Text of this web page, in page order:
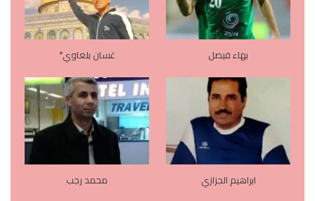
بهاء فيصل غسان بلعاوي*
ابراهيم الجزازي محمد رجب